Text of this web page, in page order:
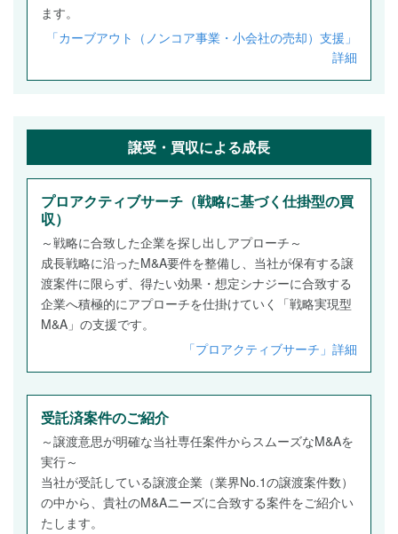
ます。
「カーブアウト（ノンコア事業・小会社の売却）支援」
詳細
譲受・買収による成長
プロアクティブサーチ（戦略に基づく仕掛型の買
収）
～戦略に合致した企業を探し出しアプローチ～
成長戦略に沿ったM&A要件を整備し、当社が保有する譲
渡案件に限らず、得たい効果・想定シナジーに合致する
企業へ積極的にアプローチを仕掛けていく「戦略実現型
M&A」の支援です。
「プロアクティブサーチ」詳細
受託済案件のご紹介
～譲渡意思が明確な当社専任案件からスムーズなM&Aを
実行～
当社が受託している譲渡企業（業界No.1の譲渡案件数）
の中から、貴社のM&Aニーズに合致する案件をご紹介い
たします。